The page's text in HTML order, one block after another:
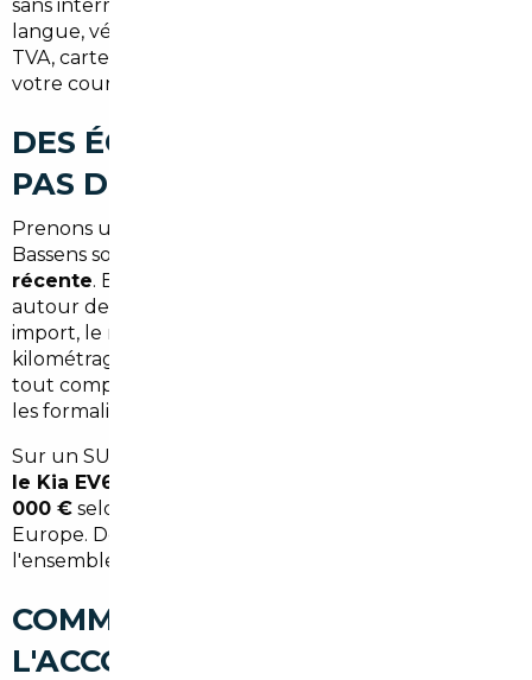
sans intermédiaire reste complexe : barrière de la
langue, vérification des historiques, homologation,
TVA, carte grise… Autant de sujets techniques que
votre courtier maîtrise de bout en bout.
DES ÉCONOMIES CONCRÈTES,
PAS DES PROMESSES
Prenons un exemple réaliste : un acheteur de
Bassens souhaite acquérir une
récente. En concession française, il la trouvera
autour de
import, le même véhicule — même finition, même
kilométrage — peut revenir à
tout compris, incluant les honoraires, le transport et
les formalités administratives.
Sur un SUV électrique comme le
le Kia EV6
000 € selon les périodes et les stocks disponibles en
Europe. Des sommes qui financent largement
l'ensemble de la prestation de courtage.
COMMENT FONCTIONNE
L'ACCOMPAGNEMENT